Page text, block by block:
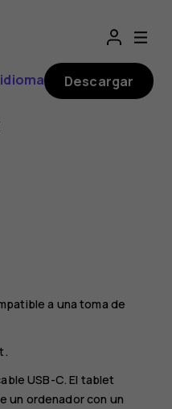
Descargar
a una toma de
USB-C. El tablet
un ordenador con un